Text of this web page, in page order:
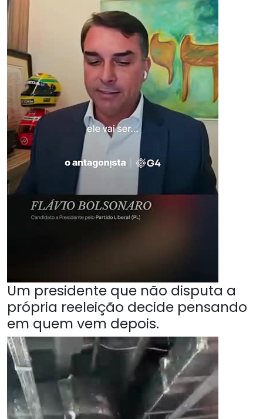
Um presidente que não disputa a
própria reeleição decide pensando
em quem vem depois.